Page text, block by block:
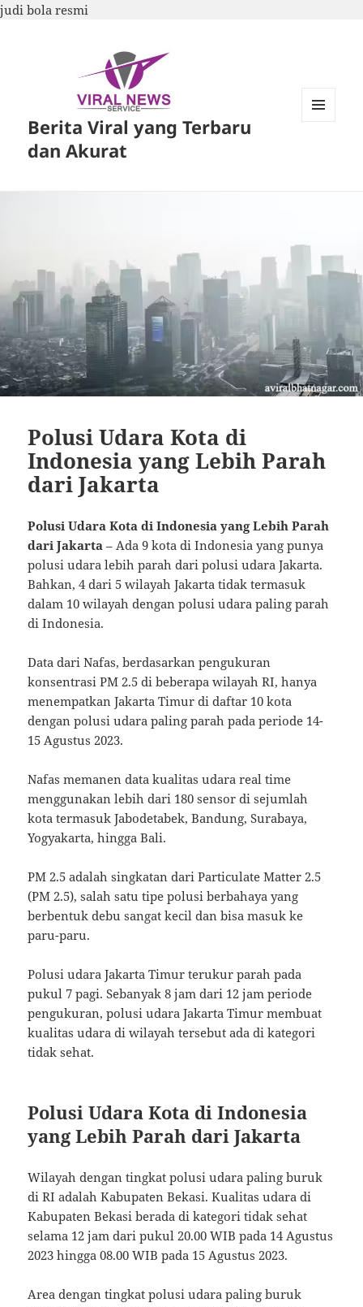
judi bola resmi
Berita Viral yang Terbaru
dan Akurat
Polusi Udara Kota di
Indonesia yang Lebih Parah
dari Jakarta
Polusi Udara Kota di Indonesia yang Lebih Parah
dari Jakarta – Ada 9 kota di Indonesia yang punya
polusi udara lebih parah dari polusi udara Jakarta.
Bahkan, 4 dari 5 wilayah Jakarta tidak termasuk
dalam 10 wilayah dengan polusi udara paling parah
di Indonesia.
Data dari Nafas, berdasarkan pengukuran
konsentrasi PM 2.5 di beberapa wilayah RI, hanya
menempatkan Jakarta Timur di daftar 10 kota
dengan polusi udara paling parah pada periode 14-
15 Agustus 2023.
Nafas memanen data kualitas udara real time
menggunakan lebih dari 180 sensor di sejumlah
kota termasuk Jabodetabek, Bandung, Surabaya,
Yogyakarta, hingga Bali.
PM 2.5 adalah singkatan dari Particulate Matter 2.5
(PM 2.5), salah satu tipe polusi berbahaya yang
berbentuk debu sangat kecil dan bisa masuk ke
paru-paru.
Polusi udara Jakarta Timur terukur parah pada
pukul 7 pagi. Sebanyak 8 jam dari 12 jam periode
pengukuran, polusi udara Jakarta Timur membuat
kualitas udara di wilayah tersebut ada di kategori
tidak sehat.
Polusi Udara Kota di Indonesia
yang Lebih Parah dari Jakarta
Wilayah dengan tingkat polusi udara paling buruk
di RI adalah Kabupaten Bekasi. Kualitas udara di
Kabupaten Bekasi berada di kategori tidak sehat
selama 12 jam dari pukul 20.00 WIB pada 14 Agustus
2023 hingga 08.00 WIB pada 15 Agustus 2023.
Area dengan tingkat polusi udara paling buruk